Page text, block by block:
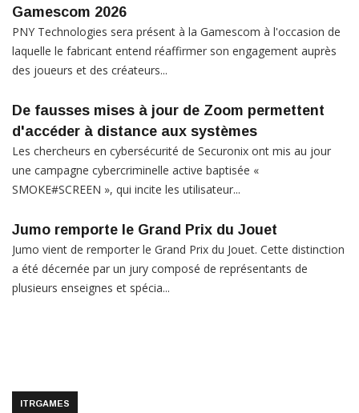
Gamescom 2026
PNY Technologies sera présent à la Gamescom à l'occasion de
laquelle le fabricant entend réaffirmer son engagement auprès
des joueurs et des créateurs...
De fausses mises à jour de Zoom permettent
d'accéder à distance aux systèmes
Les chercheurs en cybersécurité de Securonix ont mis au jour
une campagne cybercriminelle active baptisée «
SMOKE#SCREEN », qui incite les utilisateur...
Jumo remporte le Grand Prix du Jouet
Jumo vient de remporter le Grand Prix du Jouet. Cette distinction
a été décernée par un jury composé de représentants de
plusieurs enseignes et spécia...
ITRGAMES